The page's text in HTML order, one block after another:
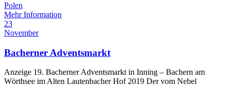
Polen
Mehr Information
23
November
Bacherner Adventsmarkt
Anzeige 19. Bacherner Adventsmarkt in Inning – Bachern am
Wörthsee im Alten Lautenbacher Hof 2019 Der vom Nebel